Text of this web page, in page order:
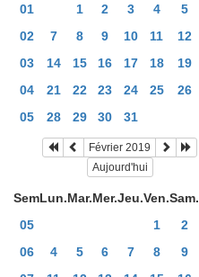
01
1 2 3 4 5
02
7 8 9 10 11 12
03
14 15 16 17 18 19
04
21 22 23 24 25 26
05
28 29 30 31
Février 2019
Aujourd'hui
SemLun.Mar.Mer.Jeu.Ven.Sam.
05
1 2
06
4 5 6 7 8 9